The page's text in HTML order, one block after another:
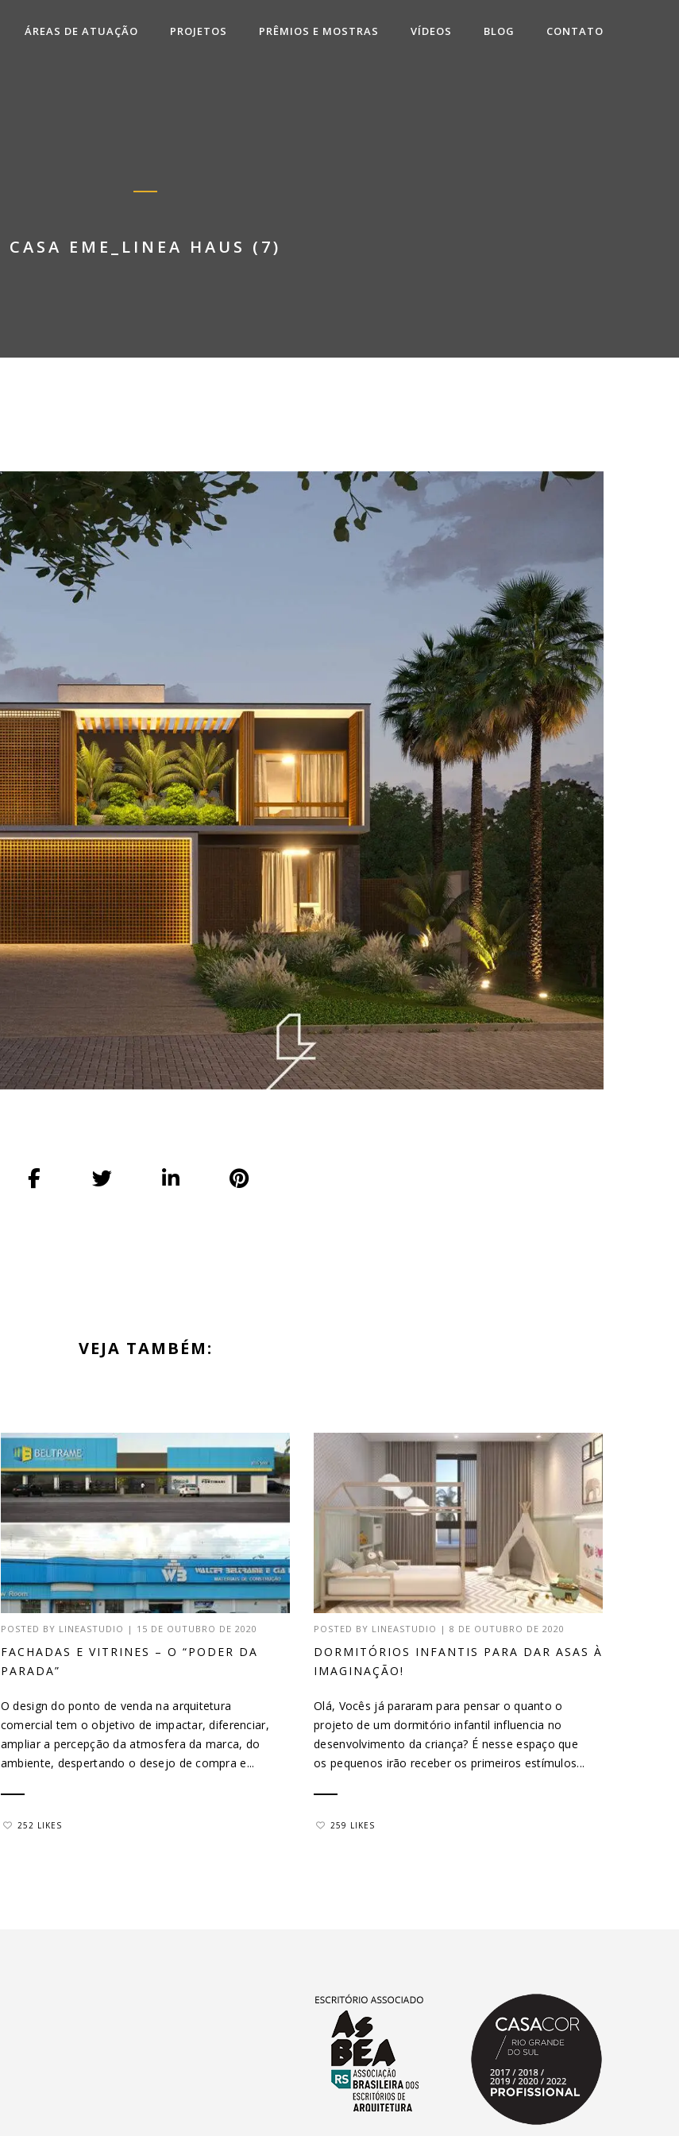
ÁREAS DE ATUAÇÃO PROJETOS PRÊMIOS E MOSTRAS VÍDEOS BLOG CONTATO
CASA EME_LINEA HAUS (7)
VEJA TAMBÉM:
POSTED BY LINEASTUDIO | 15 DE OUTUBRO DE 2020
FACHADAS E VITRINES – O “PODER DA
PARADA”
O design do ponto de venda na arquitetura
comercial tem o objetivo de impactar, diferenciar,
ampliar a percepção da atmosfera da marca, do
ambiente, despertando o desejo de compra e...
252 LIKES
POSTED BY LINEASTUDIO |8 DE OUTUBRO DE 2020
DORMITÓRIOS INFANTIS PARA DAR ASAS À
IMAGINAÇÃO!
Olá, Vocês já pararam para pensar o quanto o
projeto de um dormitório infantil influencia no
desenvolvimento da criança? É nesse espaço que
os pequenos irão receber os primeiros estímulos...
259 LIKES